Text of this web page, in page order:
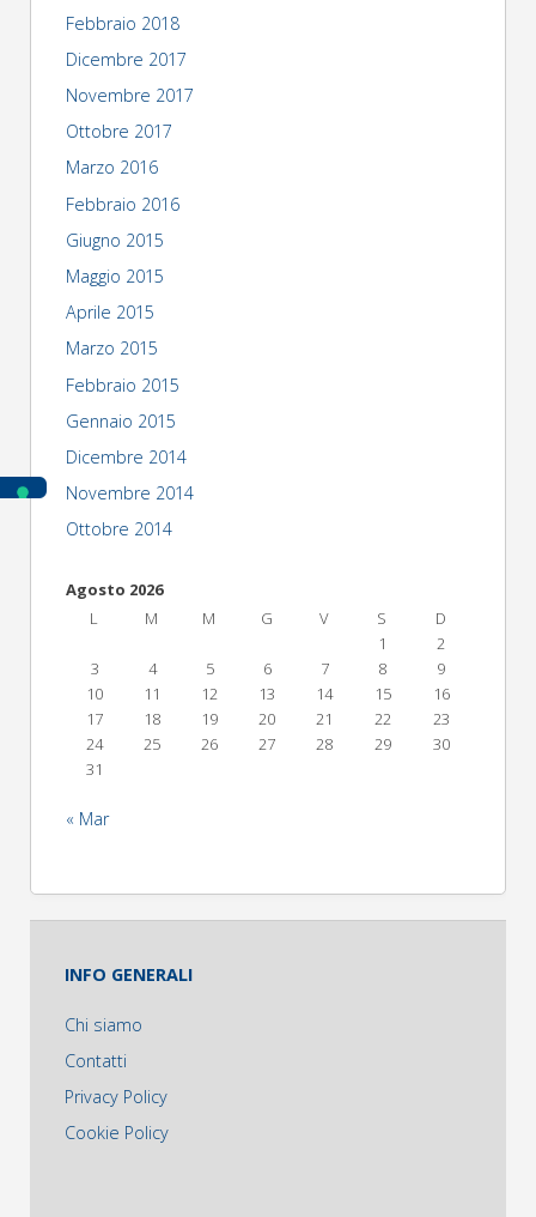
Febbraio 2018
Dicembre 2017
Novembre 2017
Ottobre 2017
Marzo 2016
Febbraio 2016
Giugno 2015
Maggio 2015
Aprile 2015
Marzo 2015
Febbraio 2015
Gennaio 2015
Dicembre 2014
Novembre 2014
Ottobre 2014
Agosto 2026
L
M M G V S
D
1
2
3
4 5 6 7 8
9
10
11 12 13 14 15
16
17
18 19 20 21 22
23
24
25 26 27 28 29
30
31
« Mar
INFO GENERALI
Chi siamo
Contatti
Privacy Policy
Cookie Policy